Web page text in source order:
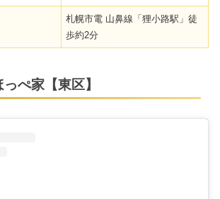
札幌市電 山鼻線「狸小路駅」徒
歩約2分
ぺ家【東区】